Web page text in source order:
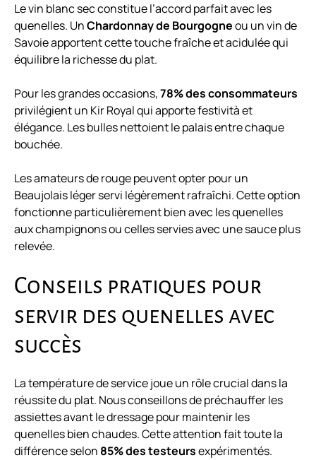
Le vin blanc sec constitue l’accord parfait avec les
quenelles. UnChardonnay de Bourgogneou un vin de
Savoie apportent cette touche fraîche et acidulée qui
équilibre la richesse du plat.
Pour les grandes occasions,78% des consommateurs
privilégient un Kir Royal qui apporte festività et
élégance. Les bulles nettoient le palais entre chaque
bouchée.
Les amateurs de rouge peuvent opter pour un
Beaujolais léger servi légèrement rafraîchi. Cette option
fonctionne particulièrement bien avec les quenelles
aux champignons ou celles servies avec une sauce plus
relevée.
Conseils pratiques pour
servir des quenelles avec
succès
La température de service joue un rôle crucial dans la
réussite du plat. Nous conseillons de préchauffer les
assiettes avant le dressage pour maintenir les
quenelles bien chaudes. Cette attention fait toute la
différence selon 85% des testeursexpérimentés.